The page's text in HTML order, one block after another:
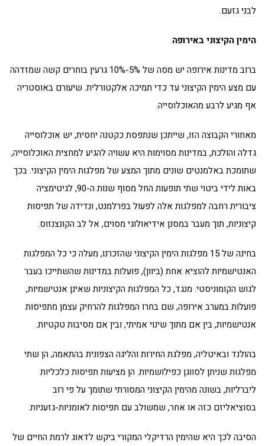
לבני גזעם.
הימין הקיצוני באירופה
ברוב מדינות אירופה יש מסה של 5%-10% גרעין בוחרים קשה שמזדהה
עם מצע הימין הקיצוני עד כדי תמיכה אלקטורלית. שיעורם באוסטריה
אף מגיע לרבע מהאוכלוסייה.
מאחורי הקבוצה הזו, שייתכן שנתפסת כקטנה יחסית, יש אוכלוסייה
גדלה והולכת, במדינות מסוימות היא עשויה להגיע למחצית האוכלוסייה,
שתומכת באלמנטים שונים מתוך המצע של מפלגות הימין הקיצוני. בכך
באות לידי ביטוי שתי תופעות החל מסוף שנות ה-90, לגיטימציה
ציבורית רחבה למפלגות אלה לפעול בפרלמנט, ונדידה של תפיסות
קיצוניות, תוך מעבר במסנן אידיאולוגי מסוים, אל לב הקונצנזוס.
בחינה של 15 מפלגות הימין הקיצוני שהזכרנו, מעלה כי כל המפלגות
האנטישמיות להוציא אחת (ביוון), פועלות במדינות שהשתייכו בעבר
לגוש הקומוניסטי. מנגד, כל המפלגות הקיצוניות שאינן אנטישמיות,
פועלות במערב אירופה, שם בחרו המפלגות להרחיק עצמן מתפיסות
אנטישמיות, בין אם מתוך שינוי אמיתי, ובין אם מסיבות טקטיות.
בהולנד ובאיטליה, מפלגת החירות והליגה הצפונית בהתאמה, הן שתי
מפלגות שניתן לסווגן כפילושמיות. הן מציעות תפיסות כלכליות
ליברליות, בשונה מהימין הקיצוני המסורתי שתומך על פי רוב
בסוציאליזם כזה או אחר, שמשולב עם תפיסות לאומניות-גזעניות.
הסיבה לכך היא שהימין הרדיקלי המקורי ביקש לדאוג לרמת החיים של